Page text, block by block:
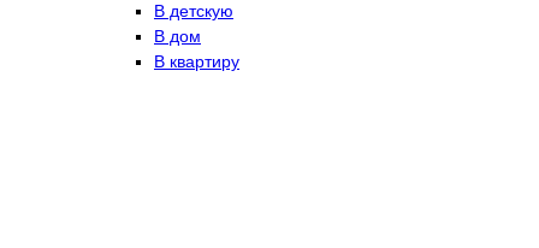
В детскую
В дом
В квартиру